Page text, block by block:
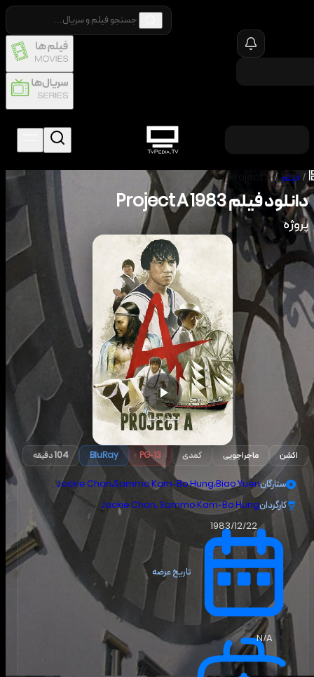
/ فیلم/
Project A
دانلود فیلم1983
Project A
پروژه
پخش تریلر
اکشن ماجراجویی کمدی PG-13
BluRay 104 دقیقه
ستارگان Jackie Chan،Sammo Kam-Bo Hung،Biao Yuen
کارگردانJackie Chan, Sammo Kam-Bo Hung
تاریخ عرضه
1983/12/22
N/A